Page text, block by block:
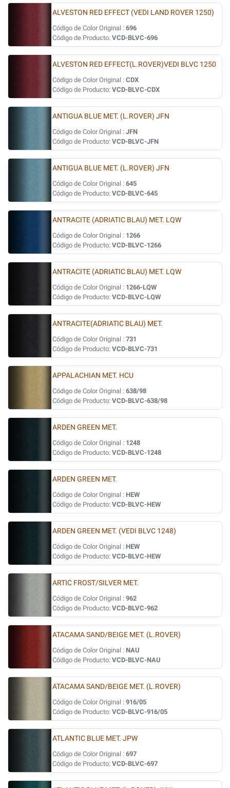
ALVESTON RED EFFECT (VEDI LAND ROVER 1250)
Código de Color Original : 696
Código de Producto: VCD-BLVC-696
ALVESTON RED EFFECT(L.ROVER)VEDI BLVC 1250
Código de Color Original : CDX
Código de Producto: VCD-BLVC-CDX
ANTIGUA BLUE MET. (L.ROVER) JFN
Código de Color Original : JFN
Código de Producto: VCD-BLVC-JFN
ANTIGUA BLUE MET. (L.ROVER) JFN
Código de Color Original : 645
Código de Producto: VCD-BLVC-645
ANTRACITE (ADRIATIC BLAU) MET. LQW
Código de Color Original : 1266
Código de Producto: VCD-BLVC-1266
ANTRACITE (ADRIATIC BLAU) MET. LQW
Código de Color Original : 1266-LQW
Código de Producto: VCD-BLVC-LQW
ANTRACITE(ADRIATIC BLAU) MET.
Código de Color Original : 731
Código de Producto: VCD-BLVC-731
APPALACHIAN MET. HCU
Código de Color Original : 638/98
Código de Producto: VCD-BLVC-638/98
ARDEN GREEN MET.
Código de Color Original : 1248
Código de Producto: VCD-BLVC-1248
ARDEN GREEN MET.
Código de Color Original : HEW
Código de Producto: VCD-BLVC-HEW
ARDEN GREEN MET. (VEDI BLVC 1248)
Código de Color Original : HEW
Código de Producto: VCD-BLVC-HEW
ARTIC FROST/SILVER MET.
Código de Color Original : 962
Código de Producto: VCD-BLVC-962
ATACAMA SAND/BEIGE MET. (L.ROVER)
Código de Color Original : NAU
Código de Producto: VCD-BLVC-NAU
ATACAMA SAND/BEIGE MET. (L.ROVER)
Código de Color Original : 916/05
Código de Producto: VCD-BLVC-916/05
ATLANTIC BLUE MET. JPW
Código de Color Original : 697
Código de Producto: VCD-BLVC-697